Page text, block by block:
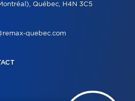
Québec, H4N 3C5
quebec.com